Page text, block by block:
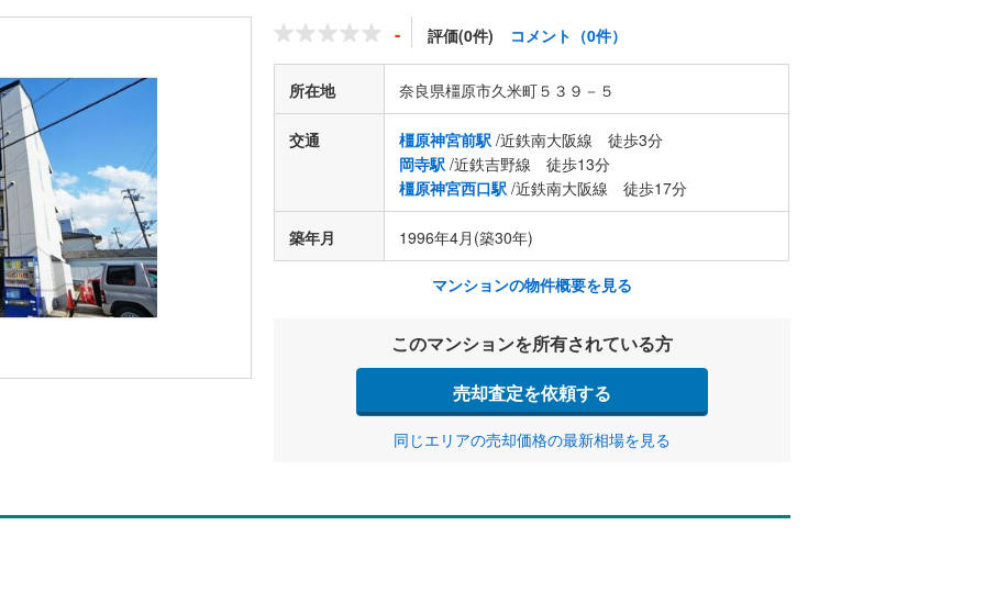
- 評価(0件) コメント（0件）
所在地 奈良県橿原市久米町５３９－５
交通 橿原神宮前駅 /近鉄南大阪線 徒歩3分
岡寺駅 /近鉄吉野線 徒歩13分
橿原神宮西口駅 /近鉄南大阪線 徒歩17分
築年月 1996年4月(築30年)
マンションの物件概要を見る
このマンションを所有されている方
売却査定を依頼する
同じエリアの売却価格の最新相場を見る